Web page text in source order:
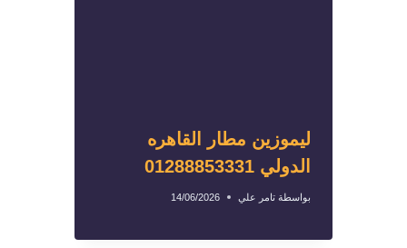
ليموزين مطار القاهره
الدولي 01288853331
بواسطة تامر علي 14/06/2026